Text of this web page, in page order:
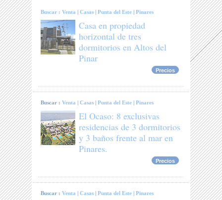
Buscar :Venta |Casas |Punta del Este |Pinares
Casa en propiedad
horizontal de tres
dormitorios en Altos del
Pinar
Precios
Buscar :Venta |Casas |Punta del Este |Pinares
El Ocaso: 8 exclusivas
residencias de 3 dormitorios
y 3 baños frente al mar en
Pinares.
Precios
Buscar :Venta |Casas |Punta del Este |Pinares